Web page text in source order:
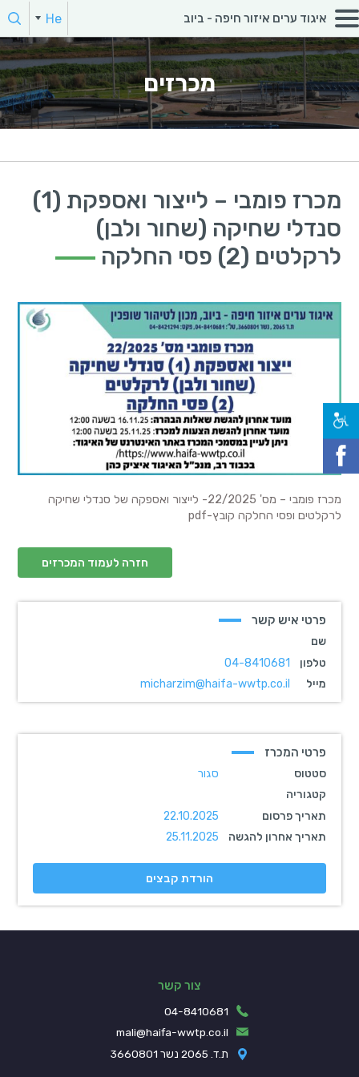
חפש:
הקלד מילת חיפוש
איגוד ערים איזור חיפה - ביוב He
מכרזים
מכרז פומבי – לייצור ואספקת (1)
סנדלי שחיקה (שחור ולבן)
לרקלטים (2) פסי החלקה
מכרז פומבי – מס' 22/2025- לייצור ואספקה של סנדלי שחיקה
לרקלטים ופסי החלקה קובץ-pdf
חזרה לעמוד המכרזים
פרטי איש קשר
שם
טלפון
מייל
04-8410681
micharzim@haifa-wwtp.co.il
פרטי המכרז
סטטוס
קטגוריה
תאריך פרסום
תאריך אחרון להגשה
סגור
22.10.2025
25.11.2025
הורדת קבצים
צור קשר
04-8410681
mali@haifa-wwtp.co.il
ת.ד. 2065 נשר 3660801